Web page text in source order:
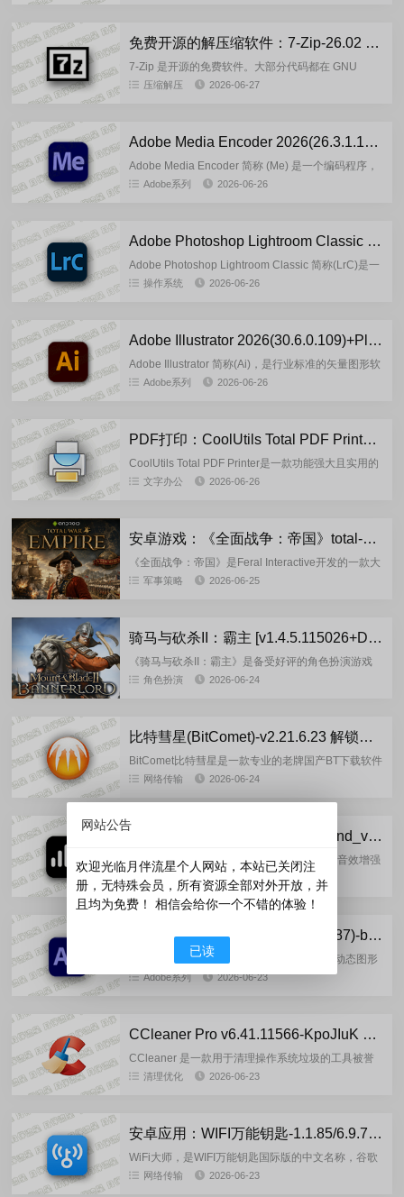
免费开源的解压缩软件：7-Zip-26.02 官方正式版
7-Zip 是开源的免费软件。大部分代码都在 GNU
LGPL 许可下。代码的某些部分受 BSD 3 条款许可。
压缩解压 2026-06-27
Adobe Media Encoder 2026(26.3.1.1)-m0nkrus 多语言版
Adobe Media Encoder 简称 (Me) 是一个编码程序，
允许您将音频和视频文件编码为各种分发格式，供各
Adobe系列 2026-06-26
Adobe Photoshop Lightroom Classic 2026(15.4.1.1)-by7997 多语言安装版
Adobe Photoshop Lightroom Classic 简称(LrC)是一
款将大多数数码摄影任务所需的所有工具整合在一个
操作系统 2026-06-26
Adobe Illustrator 2026(30.6.0.109)+Plugins-Portable-by7997多语言便携版
Adobe Illustrator 简称(Ai)，是行业标准的矢量图形软
件，广泛被设计师在数字图形、插画和印刷等多个领
Adobe系列 2026-06-26
PDF打印：CoolUtils Total PDF Printer v4.1.0.68 多语言便携版
CoolUtils Total PDF Printer是一款功能强大且实用的
电脑端PDF打印软件，无需安装Adobe Acrobat等大
文字办公 2026-06-26
安卓游戏：《全面战争：帝国》total-war-empire-1.6.4rc3 多语言完整版
《全面战争：帝国》是Feral Interactive开发的一款大
型历史策略游戏的移动版，带领玩家进入18世纪，那
军事策略 2026-06-25
骑马与砍杀II：霸主 [v1.4.5.115026+DLC]-重制便携版(2026.06.24)
《骑马与砍杀II：霸主》是备受好评的角色扮演游戏
和中世纪战争模拟《骑马与砍杀：战团》的续作。游
角色扮演 2026-06-24
比特彗星(BitComet)-v2.21.6.23 解锁全功能豪华绿色版
BitComet比特彗星是一款专业的老牌国产BT下载软件
的免费BT资源下载利器，BitComet独有长效种子功
网络传输 2026-06-24
开源免费的音效增强工具：fxsound_v1.2.9.0 官方正式版
FxSound是Windows系统上一款免费开源的音效增强
工具，能显著提升游戏、视频和音乐的听觉体验。它
通过算法优化让声音更清晰，支持低音增强、3D环绕
声等效果...
媒体播放 2026-06-24
Adobe After Effects 2026(26.3.0.87)-by7997 多语言安装版
Adobe After Effects (简称Ae) 是业界领先的动态图形
创建与布局软件，被许多视觉特效和动态图形开发者
Adobe系列 2026-06-23
CCleaner Pro v6.41.11566-KpoJIuK 多语言绿色便携版
CCleaner 是一款用于清理操作系统垃圾的工具被誉
为全球最受欢迎的PC优化器。是一个易于使用的解决
清理优化 2026-06-23
安卓应用：WIFI万能钥匙-1.1.85/6.9.79 极速版会员版
WiFi大师，是WIFI万能钥匙国际版的中文名称，谷歌
版免广告，比国内版干净些体积小些，隐私条款较
网络传输 2026-06-23
网站公告
欢迎光临月伴流星个人网站，本站已关闭注
册，无特殊会员，所有资源全部对外开放，并
且均为免费！ 相信会给你一个不错的体验！
已读